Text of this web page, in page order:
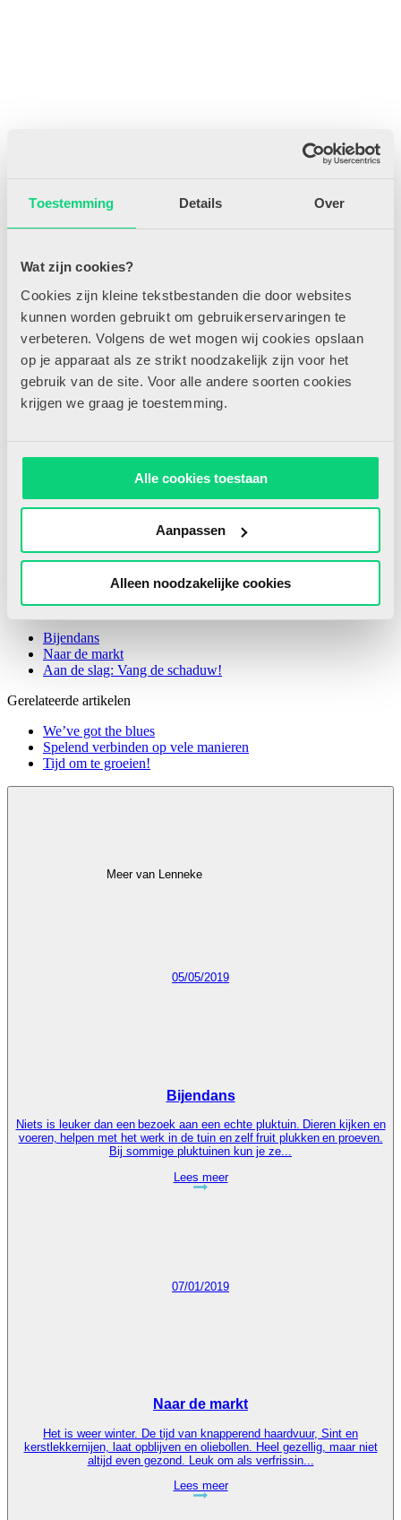
Toestemming Details Over
Wat zijn cookies?
Cookies zijn kleine tekstbestanden die door websites
kunnen worden gebruikt om gebruikerservaringen te
verbeteren. Volgens de wet mogen wij cookies opslaan
op je apparaat als ze strikt noodzakelijk zijn voor het
gebruik van de site. Voor alle andere soorten cookies
krijgen we graag je toestemming.
Alle cookies toestaan
Aanpassen
Alleen noodzakelijke cookies
met water aan de slag te gaan. Spelen, bewegen, creativiteit en
Benieuwd naar de rest van het artikel?
Word nu abonnee en krijg onbeperkt toegang tot alle artikelen op
HJK-online.nl, inclusief persoonlijk profiel om artikelen makkelijk
te selecteren, delen en bewaren.
Direct abonneren Ben je al lid? Log hier in!
Meer van Lenneke Gentle
Bijendans
Naar de markt
Aan de slag: Vang de schaduw!
Gerelateerde artikelen
We’ve got the blues
Spelend verbinden op vele manieren
Tijd om te groeien!
Meer van Lenneke
05/05/2019
Bijendans
Niets is leuker dan een bezoek aan een echte pluktuin. Dieren kijken en
voeren, helpen met het werk in de tuin en zelf fruit plukken en proeven.
Bij sommige pluktuinen kun je ze...
Lees meer
07/01/2019
Naar de markt
Het is weer winter. De tijd van knapperend haardvuur, Sint en
kerstlekkernijen, laat opblijven en oliebollen. Heel gezellig, maar niet
altijd even gezond. Leuk om als verfrissin...
Lees meer